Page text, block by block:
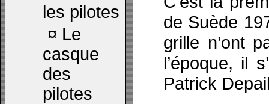
les pilotes
¤ Le
casque
des
pilotes
de Suède
grille n’ont
l’époque, il
Patrick